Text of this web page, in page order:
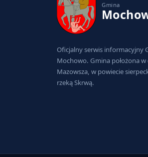
Gmina
Oficjalny serwis informacyjny
Mochowo. Gmina położona
Mazowsza, w powiecie
rzeką Skrwą.